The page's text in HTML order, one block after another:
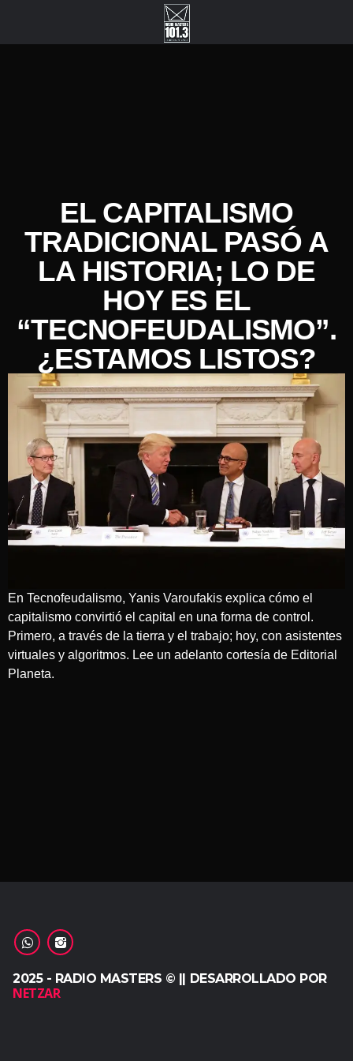
EL CAPITALISMO
TRADICIONAL PASÓ A
LA HISTORIA; LO DE
HOY ES EL
“TECNOFEUDALISMO”.
¿ESTAMOS LISTOS?
En Tecnofeudalismo, Yanis Varoufakis explica cómo el
capitalismo convirtió el capital en una forma de control.
Primero, a través de la tierra y el trabajo; hoy, con asistentes
virtuales y algoritmos. Lee un adelanto cortesía de Editorial
Planeta.
2025 - RADIO MASTERS © || DESARROLLADO POR
NETZAR